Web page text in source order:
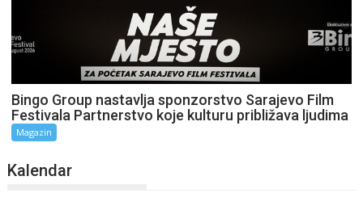
Bingo Group nastavlja sponzorstvo Sarajevo Film
Festivala Partnerstvo koje kulturu približava ljudima
Magazin
Kalendar